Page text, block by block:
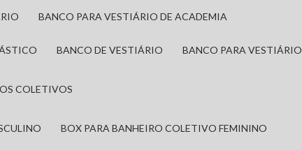
BANCO PARA VESTIÁRIO DE ACADEMIA
BANCO DE VESTIÁRIO BANCO PARA VESTIÁRIO
COLETIVOS
BOX PARA BANHEIRO COLETIVO FEMININO